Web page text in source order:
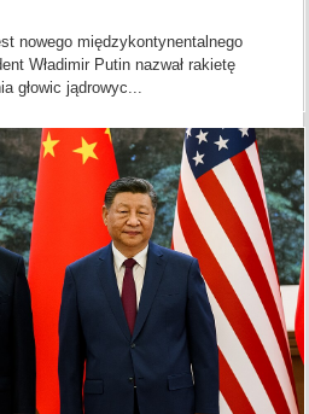
nowego międzykontynentalnego
Władimir Putin nazwał rakietę
głowic jądrowyc...